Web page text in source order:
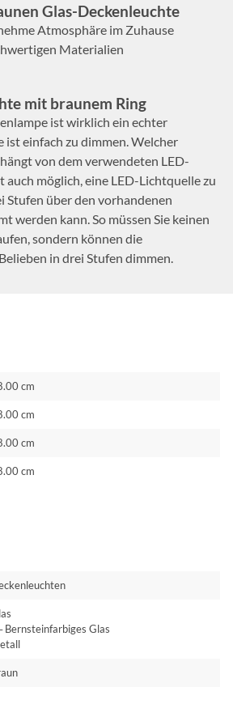
Glas-Deckenleuchte
Atmosphäre im Zuhause
Materialien
mit braunem Ring
ist wirklich ein echter
ist einfach zu dimmen. Welcher
von dem verwendeten LED-
auch möglich, eine LED-Lichtquelle zu
Stufen über den vorhandenen
werden kann. So müssen Sie keinen
sondern können die
in drei Stufen dimmen.
cm
cm
cm
cm
Bernsteinfarbiges Glas